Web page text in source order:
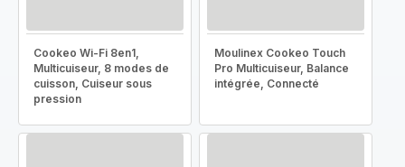
Cookeo Wi-Fi 8en1,
Multicuiseur, 8 modes de
cuisson, Cuiseur sous
pression
Moulinex Cookeo Touch
Pro Multicuiseur, Balance
intégrée, Connecté